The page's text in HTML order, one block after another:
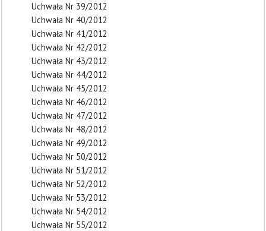
Uchwała Nr 39/2012
Uchwała Nr 40/2012
Uchwała Nr 41/2012
Uchwała Nr 42/2012
Uchwała Nr 43/2012
Uchwała Nr 44/2012
Uchwała Nr 45/2012
Uchwała Nr 46/2012
Uchwała Nr 47/2012
Uchwała Nr 48/2012
Uchwała Nr 49/2012
Uchwała Nr 50/2012
Uchwała Nr 51/2012
Uchwała Nr 52/2012
Uchwała Nr 53/2012
Uchwała Nr 54/2012
Uchwała Nr 55/2012